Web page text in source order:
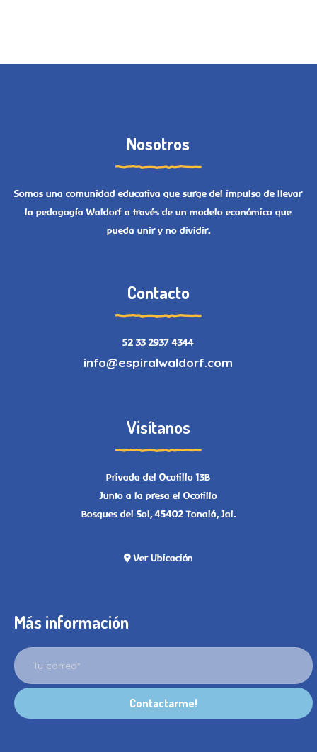
Nosotros
Somos una comunidad educativa que surge del impulso de llevar
la pedagogía Waldorf a través de un modelo económico que
pueda unir y no dividir.
Contacto
52 33 2937 4344
info@espiralwaldorf.com
Visítanos
Privada del Ocotillo 13B
Junto a la presa el Ocotillo
Bosques del Sol, 45402 Tonalá, Jal.
Ver Ubicación
Más información